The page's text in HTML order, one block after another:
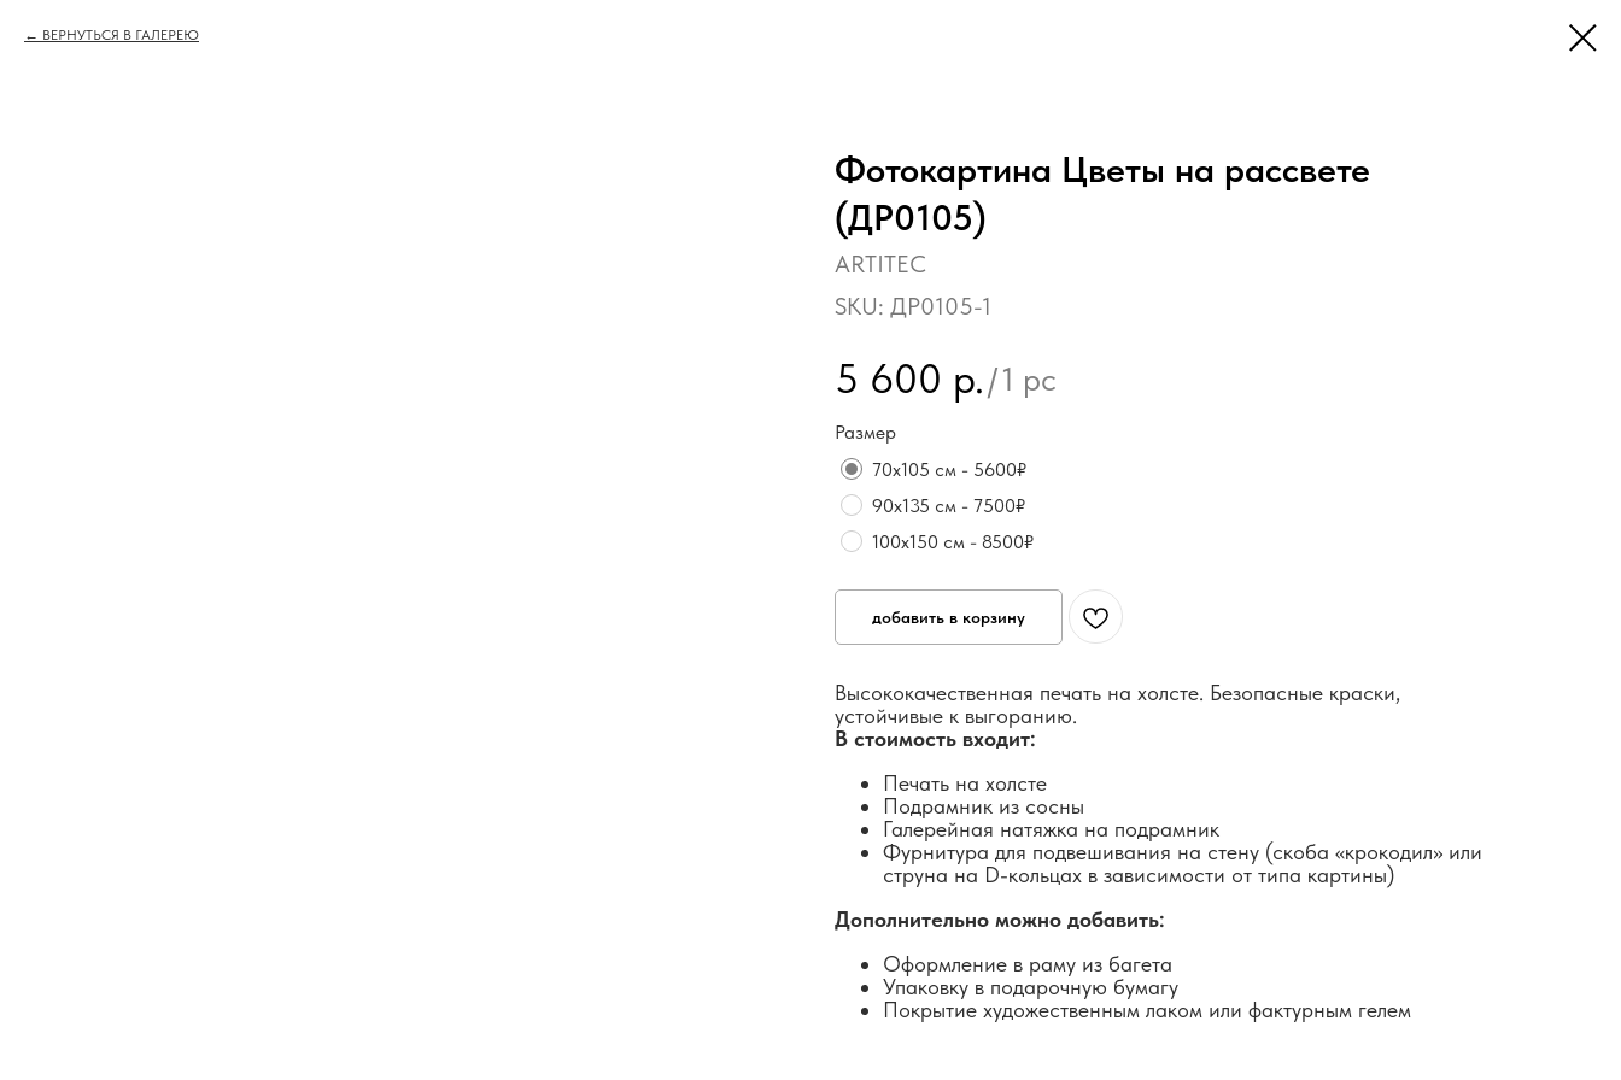
ВЕРНУТЬСЯ В ГАЛЕРЕЮ
Фотокартина Цветы на рассвете
(ДР0105)
ARTITEC
SKU: ДР0105-1
5 600 р./1 pc
Размер
70х105 см - 5600₽
90х135 см - 7500₽
100х150 см - 8500₽
добавить в корзину
Высококачественная печать на холсте. Безопасные краски,
устойчивые к выгоранию.
В стоимость входит:
Печать на холсте
Подрамник из сосны
Галерейная натяжка на подрамник
Фурнитура для подвешивания на стену (скоба «крокодил» или
струна на D-кольцах в зависимости от типа картины)
Дополнительно можно добавить:
Оформление в раму из багета
Упаковку в подарочную бумагу
Покрытие художественным лаком или фактурным гелем